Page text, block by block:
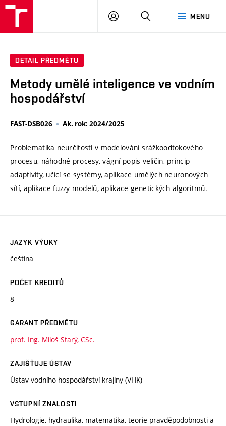
MENU
PŘIHLÁSIT
DETAIL PŘEDMĚTU
Metody umělé inteligence ve vodním
hospodářství
FAST-DSB026 Ak. rok: 2024/2025
Problematika neurčitosti v modelování srážkoodtokového
procesu, náhodné procesy, vágní popis veličin, princip
adaptivity, učící se systémy, aplikace umělých neuronových
sítí, aplikace fuzzy modelů, aplikace genetických algoritmů.
JAZYK VÝUKY
čeština
POČET KREDITŮ
8
GARANT PŘEDMĚTU
prof. Ing. Miloš Starý, CSc.
ZAJIŠŤUJE ÚSTAV
Ústav vodního hospodářství krajiny (VHK)
VSTUPNÍ ZNALOSTI
Hydrologie, hydraulika, matematika, teorie pravděpodobnosti a